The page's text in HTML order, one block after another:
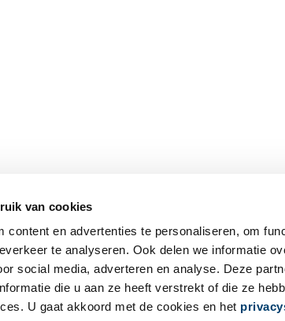
van cookies
content en advertenties te personaliseren, om
te analyseren. Ook delen we informatie
social media, adverteren en analyse. Deze
die u aan ze heeft verstrekt of die ze
U gaat akkoord met de cookies en het